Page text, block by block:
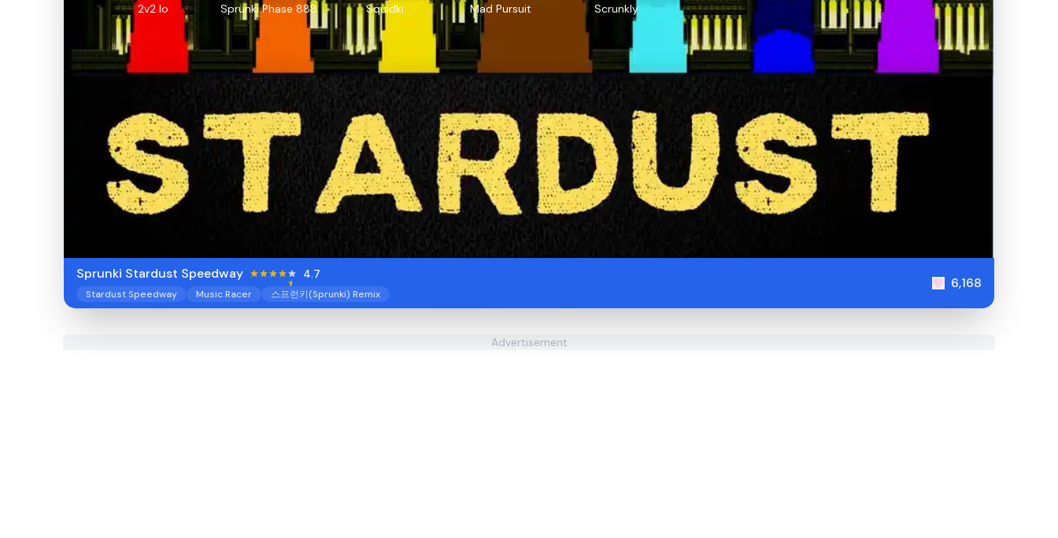
2v2 Io Sprunki Phase 888 Squidki Mad Pursuit Scrunkly
Sprunki Stardust Speedway 4.7
Stardust Speedway Music Racer 스프런키(Sprunki) Remix
6,168
Advertisement